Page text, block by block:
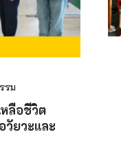
รม
ลือชีวิต
ยวะและ